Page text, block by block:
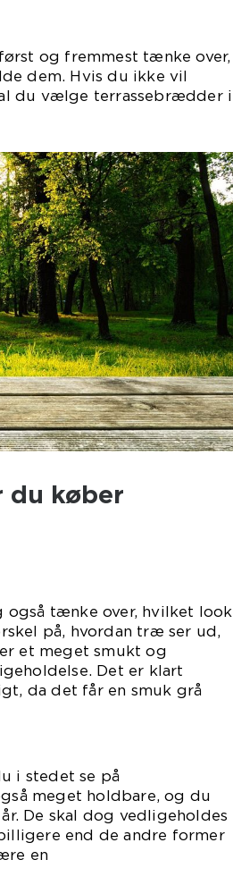
og fremmest tænke over,
dem. Hvis du ikke vil
du vælge terrassebrædder i
du køber
tænke over, hvilket look
på, hvordan træ ser ud,
et meget smukt og
Det er klart
da det får en smuk grå
i stedet se på
meget holdbare, og du
De skal dog vedligeholdes
end de andre former
en